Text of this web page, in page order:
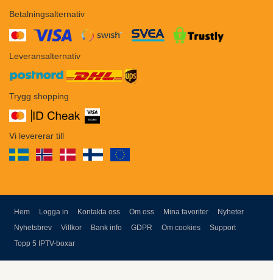
Betalningsalternativ
Leveransalternativ
Trygg shopping
Vi levererar till
Hem Logga in Kontakta oss Om oss Mina favoriter Nyheter
Nyhetsbrev Villkor Bank info GDPR Om cookies Support
Topp 5 IPTV-boxar